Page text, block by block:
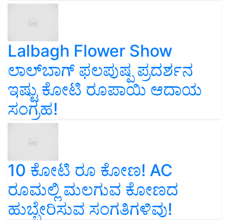
Lalbagh Flower Show
ಲಾಲ್‌ಬಾಗ್ ಫಲಪುಷ್ಪ ಪ್ರದರ್ಶನ
ಇಷ್ಟು ಕೋಟಿ ರೂಪಾಯಿ ಆದಾಯ
ಸಂಗ್ರಹ!
10 ಕೋಟಿ ರೂ ಕೋಣ! AC
ರೂಮಲ್ಲಿ ಮಲಗುವ ಕೋಣದ
ಹುಬ್ಬೇರಿಸುವ ಸಂಗತಿಗಳಿವು!